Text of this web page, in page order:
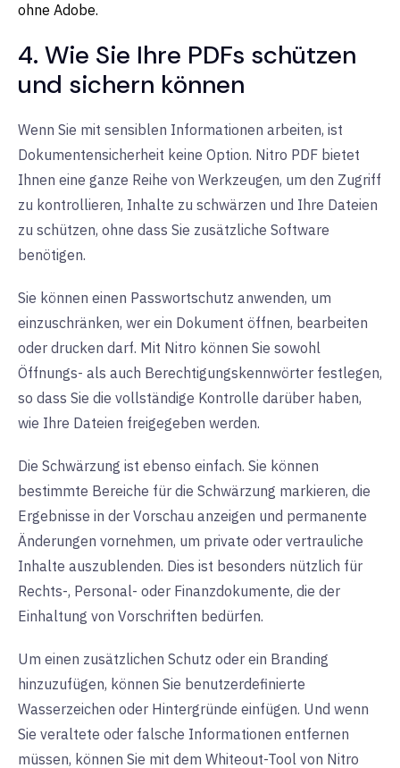
ohne Adobe.
4. Wie Sie Ihre PDFs schützen
und sichern können
Wenn Sie mit sensiblen Informationen arbeiten, ist
Dokumentensicherheit keine Option. Nitro PDF bietet
Ihnen eine ganze Reihe von Werkzeugen, um den Zugriff
zu kontrollieren, Inhalte zu schwärzen und Ihre Dateien
zu schützen, ohne dass Sie zusätzliche Software
benötigen.
Sie können einen Passwortschutz anwenden, um
einzuschränken, wer ein Dokument öffnen, bearbeiten
oder drucken darf. Mit Nitro können Sie sowohl
Öffnungs- als auch Berechtigungskennwörter festlegen,
so dass Sie die vollständige Kontrolle darüber haben,
wie Ihre Dateien freigegeben werden.
Die Schwärzung ist ebenso einfach. Sie können
bestimmte Bereiche für die Schwärzung markieren, die
Ergebnisse in der Vorschau anzeigen und permanente
Änderungen vornehmen, um private oder vertrauliche
Inhalte auszublenden. Dies ist besonders nützlich für
Rechts-, Personal- oder Finanzdokumente, die der
Einhaltung von Vorschriften bedürfen.
Um einen zusätzlichen Schutz oder ein Branding
hinzuzufügen, können Sie benutzerdefinierte
Wasserzeichen oder Hintergründe einfügen. Und wenn
Sie veraltete oder falsche Informationen entfernen
müssen, können Sie mit dem Whiteout-Tool von Nitro